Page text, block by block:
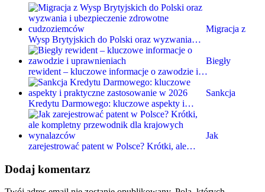
Migracja z
Wysp Brytyjskich do Polski oraz wyzwania…
Biegły
rewident – kluczowe informacje o zawodzie i…
Sankcja
Kredytu Darmowego: kluczowe aspekty i…
Jak
zarejestrować patent w Polsce? Krótki, ale…
Dodaj komentarz